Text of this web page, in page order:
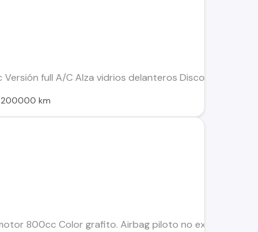
Versión full A/C Alza vidrios delanteros Discos
200000 km
800cc Color grafito. Airbag piloto no explotado